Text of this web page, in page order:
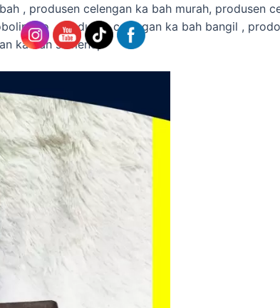
, produsen celengan ka bah murah, produsen
, produsen celengan ka bah bangil ,
ka bah sumenep